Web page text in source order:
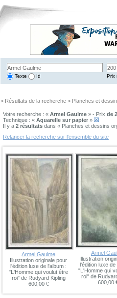
Texte Id Prix
> Résultats de la recherche > Planches et
Votre recherche : « Armel Gaulme » - Prix de
Technique : « Aquarelle sur papier »
Il y a 2 résultats dans « Planches et dessins
Relancer la recherche sur l'ensemble du site
Armel Gaulme
Illustration originale pour
l'édition luxe de l'album :
"L'Homme qui voulut être
roi" de Rudyard Kipling
600,00 €
Armel
Illustration
l'édition luxe de
"L'Homme qui
roi" de
600,00